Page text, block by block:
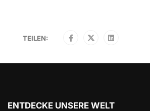
TEILEN:
ENTDECKE UNSERE WELT